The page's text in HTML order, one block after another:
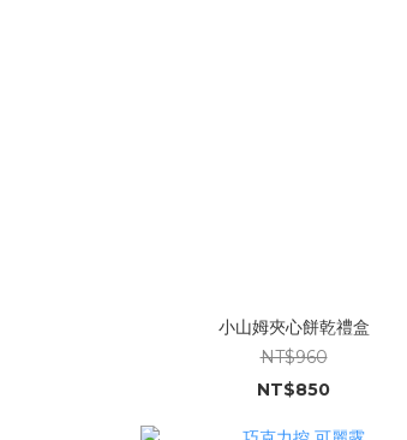
小山姆夾心餅乾禮盒
NT$960
NT$850